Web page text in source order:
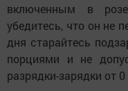
включенным в
убедитесь, что он не
дня старайтесь
порциями и не
разрядки-зарядки от